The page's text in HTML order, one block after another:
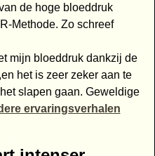
de hoge bloeddruk
Methode. Zo schreef
mijn bloeddruk dankzij de
het is zeer zeker aan te
slapen gaan. Geweldige
ervaringsverhalen